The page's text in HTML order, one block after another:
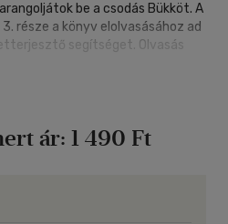
be a csodás Bükköt. A
része a könyv elolvasásához ad
segítséget. Olvasás
a történetet,
hogy gyakoroljátok
különböző témakörökben
alapján összeállított
Olvass, írj, rajzolj,
ár: 1 490 Ft